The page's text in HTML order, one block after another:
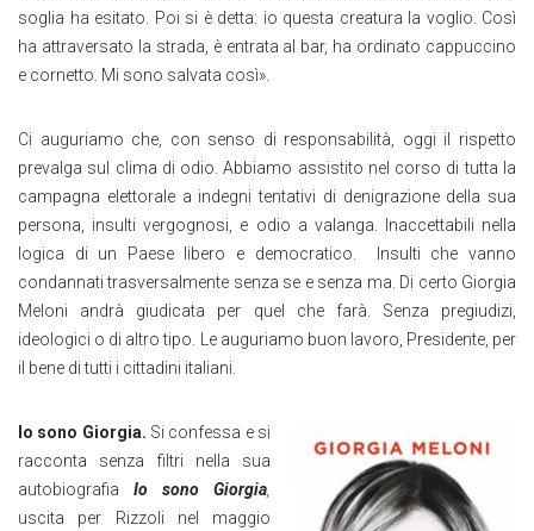
soglia ha esitato. Poi si è detta: io questa creatura la voglio. Così
ha attraversato la strada, è entrata al bar, ha ordinato cappuccino
e cornetto. Mi sono salvata così».
Ci auguriamo che, con senso di responsabilità, oggi il rispetto
prevalga sul clima di odio. Abbiamo assistito nel corso di tutta la
campagna elettorale a indegni tentativi di denigrazione della sua
persona, insulti vergognosi, e odio a valanga. Inaccettabili nella
logica di un Paese libero e democratico. Insulti che vanno
condannati trasversalmente senza se e senza ma. Di certo Giorgia
Meloni andrà giudicata per quel che farà. Senza pregiudizi,
ideologici o di altro tipo. Le auguriamo buon lavoro, Presidente, per
il bene di tutti i cittadini italiani.
Io sono Giorgia. Si confessa e si
racconta senza filtri nella sua
autobiografia Io sono Giorgia
uscita per Rizzoli nel maggio